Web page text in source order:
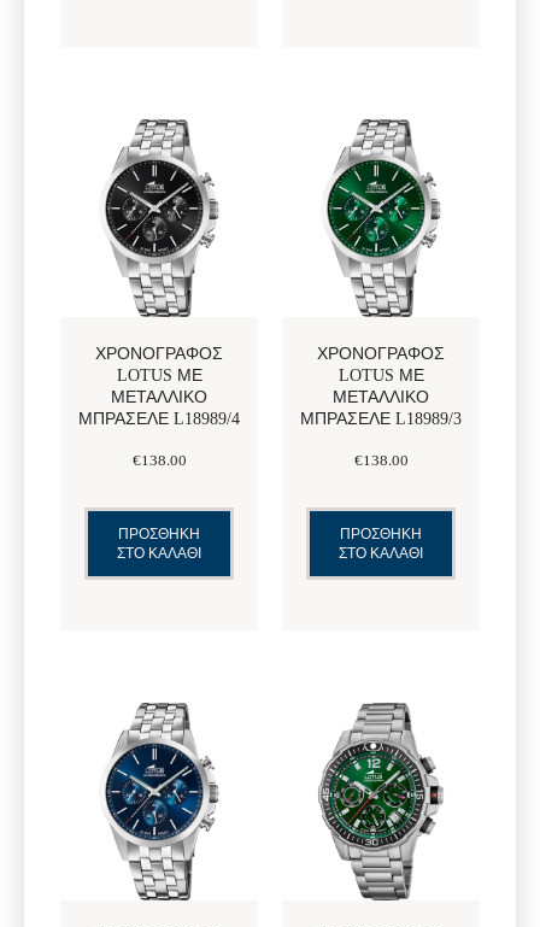
ΧΡΟΝΟΓΡΆΦΟΣ
LOTUS ΜΕ
ΜΕΤΑΛΛΙΚΌ
ΜΠΡΑΣΕΛΈ L18989/4
€138.00
ΠΡΟΣΘΗΚΗ
ΣΤΟ ΚΑΛΑΘΙ
ΧΡΟΝΟΓΡΆΦΟΣ
LOTUS ΜΕ
ΜΕΤΑΛΛΙΚΌ
ΜΠΡΑΣΕΛΈ L18989/3
€138.00
ΠΡΟΣΘΗΚΗ
ΣΤΟ ΚΑΛΑΘΙ